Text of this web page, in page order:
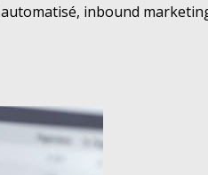
inbound